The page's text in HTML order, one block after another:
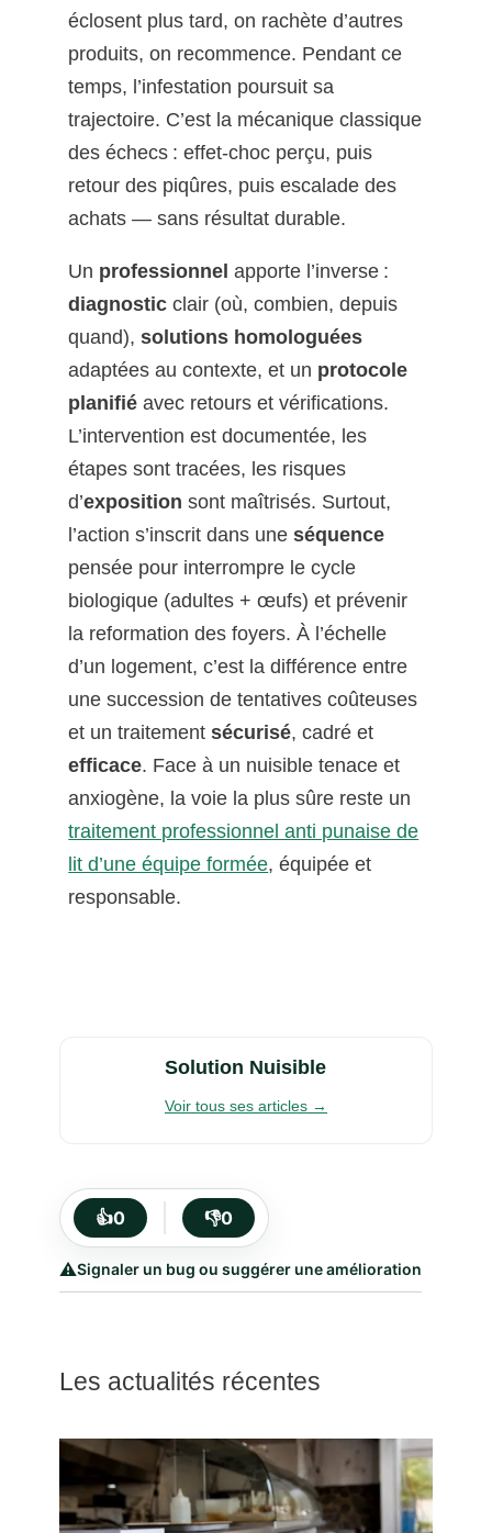
éclosent plus tard, on rachète d’autres
produits, on recommence. Pendant ce
temps, l’infestation poursuit sa
trajectoire. C’est la mécanique classique
des échecs : effet-choc perçu, puis
retour des piqûres, puis escalade des
achats — sans résultat durable.
Un professionnel apporte l’inverse :
diagnostic clair (où, combien, depuis
quand),solutions homologuées
adaptées au contexte, et un protocole
planifié avec retours et vérifications.
L’intervention est documentée, les
étapes sont tracées, les risques
d’exposition sont maîtrisés. Surtout,
l’action s’inscrit dans uneséquence
pensée pour interrompre le cycle
biologique (adultes + œufs) et prévenir
la reformation des foyers. À l’échelle
d’un logement, c’est la différence entre
une succession de tentatives coûteuses
et un traitementsécurisé, cadré et
efficace. Face à un nuisible tenace et
anxiogène, la voie la plus sûre reste un
traitement professionnel anti punaise de
lit d’une équipe formée, équipée et
responsable.
Solution Nuisible
Voir tous ses articles →
👍0 👎0
⚠️Signaler un bug ou suggérer une amélioration
Les actualités récentes